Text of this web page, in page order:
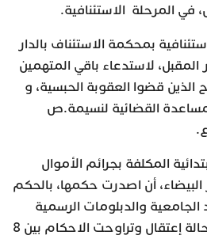
بمحكمة الاستئناف بالدار
المقبل، لاستدعاء باقي المتهمين
قضوا العقوبة الحبسية، و
القضائية لنسيمة.ص
المكلفة بجرائم الأموال
البيضاء، أن اصدرت حكمها، بالحكم
والدبلومات الرسمية
تتكون من 27 متهما في حالة إعتقال وتراوحت الاحكام بين 8